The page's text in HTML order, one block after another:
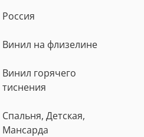
Россия
Винил на флизелине
Винил горячего
тиснения
Спальня, Детская,
Мансарда